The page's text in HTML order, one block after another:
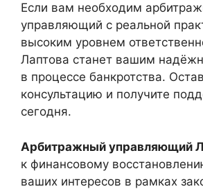
Если вам необходим
управляющий с реальной
высоким уровнем
Лаптова станет вашим
в процессе банкротства.
консультацию и получите
сегодня.
Арбитражный управляющий
к финансовому
ваших интересов в рамках